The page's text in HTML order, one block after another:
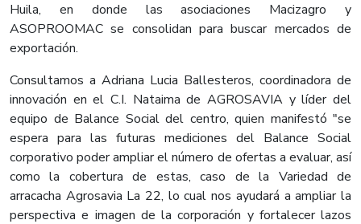
Huila, en donde las asociaciones Macizagro y
ASOPROOMAC se consolidan para buscar mercados de
exportación.
Consultamos a Adriana Lucia Ballesteros, coordinadora de
innovación en el C.I. Nataima de AGROSAVIA y líder del
equipo de Balance Social del centro, quien manifestó "se
espera para las futuras mediciones del Balance Social
corporativo poder ampliar el número de ofertas a evaluar, así
como la cobertura de estas, caso de la Variedad de
arracacha Agrosavia La 22, lo cual nos ayudará a ampliar la
perspectiva e imagen de la corporación y fortalecer lazos